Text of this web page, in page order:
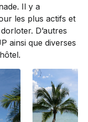
Il y a
les plus actifs et
D’autres
ainsi que diverses